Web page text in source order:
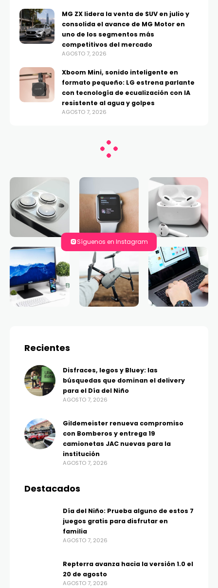
MG ZX lidera la venta de SUV en julio y
consolida el avance de MG Motor en
uno de los segmentos más
competitivos del mercado
AGOSTO 7, 2026
Xboom Mini, sonido inteligente en
formato pequeño: LG estrena parlante
con tecnología de ecualización con IA
resistente al agua y golpes
AGOSTO 7, 2026
Síguenos en Instagram
Recientes
Disfraces, legos y Bluey: las
búsquedas que dominan el delivery
para el Día del Niño
AGOSTO 7, 2026
Gildemeister renueva compromiso
con Bomberos y entrega 19
camionetas JAC nuevas para la
institución
AGOSTO 7, 2026
Destacados
Día del Niño: Prueba alguno de estos 7
juegos gratis para disfrutar en
familia
AGOSTO 7, 2026
Repterra avanza hacia la versión 1.0 el
20 de agosto
AGOSTO 7, 2026